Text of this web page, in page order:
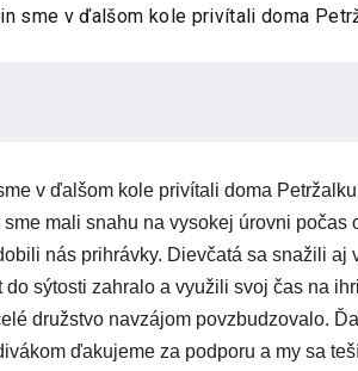
sme v ďalšom kole privítali doma
v ďalšom kole privítali doma
mali snahu na vysokej úrovni počas
nás prihrávky. Dievčatá sa snažili aj
do sýtosti zahralo a využili svoj čas na
družstvo navzájom povzbudzovalo.
ďakujeme za podporu a my sa